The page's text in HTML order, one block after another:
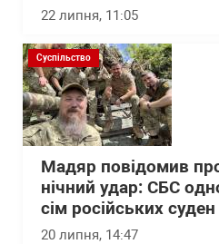
22 липня, 11:05
Суспільство
Мадяр повідомив
нічний удар: СБС
сім російських суден
20 липня, 14:47